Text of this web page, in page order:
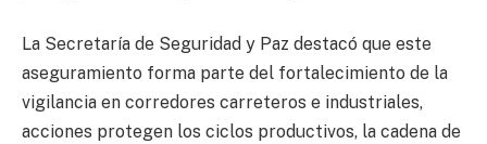
La Secretaría de Seguridad y Paz destacó que este
aseguramiento forma parte del fortalecimiento de la
vigilancia en corredores carreteros e industriales,
acciones protegen los ciclos productivos, la cadena de